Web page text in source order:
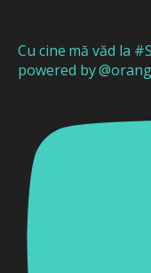
Cu cine mă văd la
powered by